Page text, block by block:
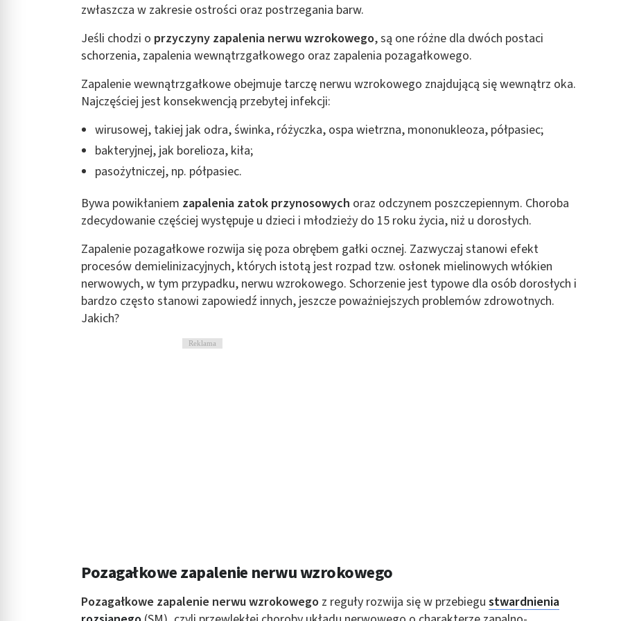
zwłaszcza w zakresie ostrości oraz postrzegania barw.
Jeśli chodzi o przyczyny zapalenia nerwu wzrokowego, są one różne dla dwóch postaci
schorzenia, zapalenia wewnątrzgałkowego oraz zapalenia pozagałkowego.
Zapalenie wewnątrzgałkowe obejmuje tarczę nerwu wzrokowego znajdującą się wewnątrz oka.
Najczęściej jest konsekwencją przebytej infekcji:
wirusowej, takiej jak odra, świnka, różyczka, ospa wietrzna, mononukleoza, półpasiec;
bakteryjnej, jak borelioza, kiła;
pasożytniczej, np. półpasiec.
Bywa powikłaniem zapalenia zatok przynosowych oraz odczynem poszczepiennym. Choroba
zdecydowanie częściej występuje u dzieci i młodzieży do 15 roku życia, niż u dorosłych.
Zapalenie pozagałkowe rozwija się poza obrębem gałki ocznej. Zazwyczaj stanowi efekt
procesów demielinizacyjnych, których istotą jest rozpad tzw. osłonek mielinowych włókien
nerwowych, w tym przypadku, nerwu wzrokowego. Schorzenie jest typowe dla osób dorosłych i
bardzo często stanowi zapowiedź innych, jeszcze poważniejszych problemów zdrowotnych.
Jakich?
Reklama
Pozagałkowe zapalenie nerwu wzrokowego
Pozagałkowe zapalenie nerwu wzrokowego z reguły rozwija się w przebiegu stwardnienia
Rozumienie odbiorców dzięki statystyce lub kombinacji danych z różnych źródeł
Rozwój i ulepszanie usług
Funkcje specjalne IAB:
Identyfikowanie urządzeń na podstawie aktywnie żądanych informacji
Cele przetwarzania inne niż IAB:
Wydajność (Performance)
Reklama / śledzenie